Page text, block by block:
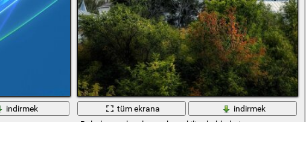
indirmek
tüm ekrana
indirmek
Bulutların arka planına karşı kilise kubbeleri